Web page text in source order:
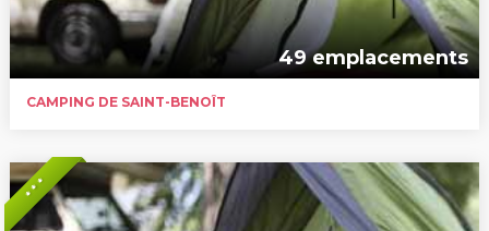
49 emplacements
CAMPING DE SAINT-BENOÎT
* * *